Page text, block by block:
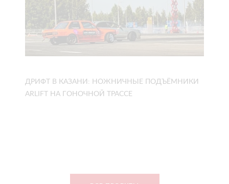
ДРИФТ В КАЗАНИ: НОЖНИЧНЫЕ ПОДЪЁМНИКИ
ARLIFT НА ГОНОЧНОЙ ТРАССЕ